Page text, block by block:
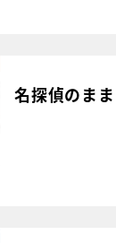
名探偵のま